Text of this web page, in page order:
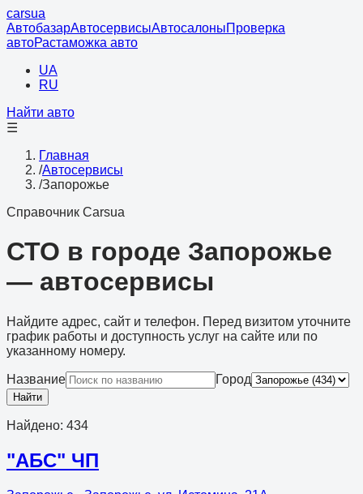
carsua
АвтобазарАвтосервисыАвтосалоныПроверка
автоРастаможка авто
UA
RU
Найти авто
☰
Главная
/Автосервисы
/Запорожье
Справочник Carsua
СТО в городе Запорожье
— автосервисы
Найдите адрес, сайт и телефон. Перед визитом уточните
график работы и доступность услуг на сайте или по
указанному номеру.
Название Город
Найти
Найдено: 434
"АБС" ЧП